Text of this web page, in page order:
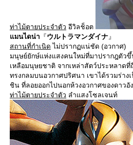
ท่าไม้ตายประจำตัว อีวิลช็อต
แมนไดน่า 『ウルトラマンダイナ』
สถานที่กำเนิด ไม่ปรากฏแน่ชัด (อวกาศ)
มนุษย์ยักษ์แห่งแสงคนใหม่ที่มาปรากฎตัวขึ้
เหลือมนุษยชาติ จากเหล่าสัตว์ประหลาดที่
ทรงกลมบนอวกาศปริศนา เขาได้รวมร่าง
ชิน ที่ลอยออกไปนอกห้วงอวกาศของดาวอั
ท่าไม้ตายประจำตัว ลำแสงโซลเจนท์